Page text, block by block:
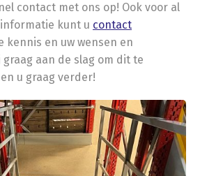
contact met ons op! Ook voor al
kunt u contact
kennis en uw wensen en
aan de slag om dit te
u graag verder!